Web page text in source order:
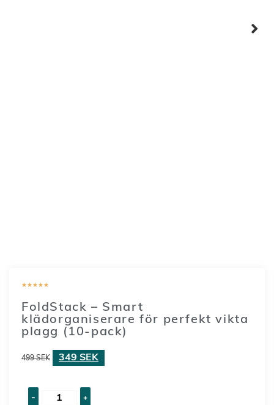
★★★★★
FoldStack – Smart
klädorganiserare för perfekt vikta
plagg (10-pack)
499SEK 349 SEK
- +